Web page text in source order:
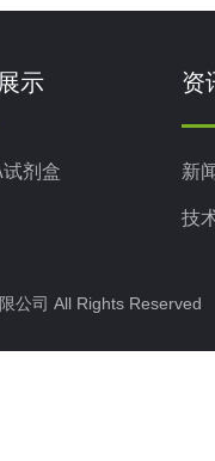
示
剂盒
资
新
技
公司 All Rights